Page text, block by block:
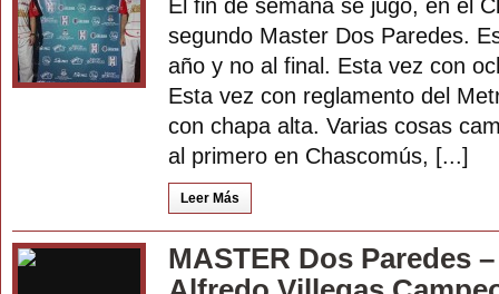
El fin de semana se jugó, en el
segundo Master Dos Paredes.
año y no al final. Esta vez con
Esta vez con reglamento del
con chapa alta. Varias cosas
al primero en Chascomús, [...]
Leer Más
MASTER Dos Paredes